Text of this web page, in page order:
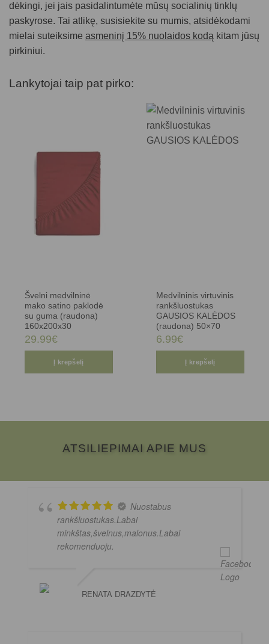
dėkingi, jei jais pasidalintumėte mūsų socialinių tinklų
paskyrose. Tai atlikę, susisiekite su mumis, atsidėkodami
mielai suteiksime asmeninį 15% nuolaidos kodą kitam jūsų
pirkiniui.
Lankytojai taip pat pirko:
Švelni medvilninė
mako satino paklodė
su guma (raudona)
160x200x30
29.99€
Į krepšelį
Medvilninis virtuvinis
rankšluostukas
GAUSIOS KALĖDOS
(raudona) 50×70
6.99€
Į krepšelį
ATSILIEPIMAI APIE MUS
Nuostabus
rankšluostukas.Labai
minkštas,švelnus,malonus.Labai
rekomenduoju.
RENATA DRAZDYTĖ